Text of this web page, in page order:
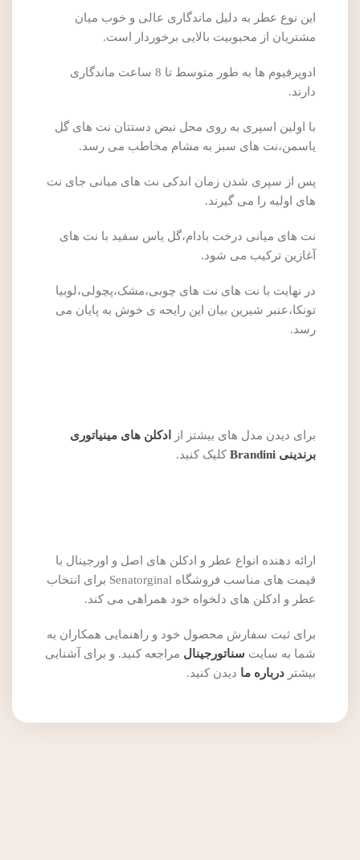
این نوع عطر به دلیل ماندگاری عالی و خوب میان
مشتریان از محبوبیت بالایی برخوردار است.
ادوپرفیوم ها به طور متوسط تا 8 ساعت ماندگاری
دارند.
با اولین اسپری به روی محل نبض دستتان نت های گل
یاسمن،نت های سبز به مشام مخاطب می رسد.
پس از سپری شدن زمان اندکی نت های میانی جای نت
های اولیه را می گیرند.
نت های میانی درخت بادام،گل یاس سفید با نت های
آغازین ترکیب می شود.
در نهایت با نت های نت های چوبی،مشک،پچولی،لوبیا
تونکا،عنبر شیرین بیان این رایحه ی خوش به پایان می
رسد.
برای دیدن مدل های بیشتز از
ادکلن های مینیاتوری
برندینی Brandini
کلیک کنید.
ارائه دهنده انواع عطر و ادکلن های اصل و اورجینال با
قیمت های مناسب فروشگاه Senatorginal برای انتخاب
عطر و ادکلن های دلخواه خود همراهی می کند.
برای ثبت سفارش محصول خود و راهنمایی همکاران به
شما به سایت سناتورجینال مراجعه کنید. و برای آشنایی
بیشتر درباره ما دیدن کنید.